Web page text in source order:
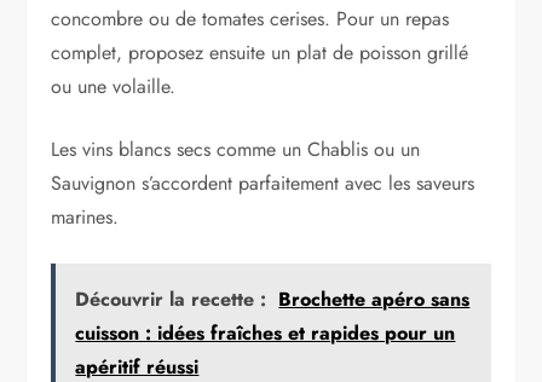
concombre ou de tomates cerises. Pour un repas
complet, proposez ensuite un plat de poisson grillé
ou une volaille.
Les vins blancs secs comme un Chablis ou un
Sauvignon s’accordent parfaitement avec les saveurs
marines.
Découvrir la recette : Brochette apéro sans
cuisson : idées fraîches et rapides pour un
apéritif réussi